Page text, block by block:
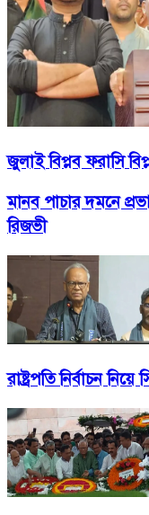
জুলাই বিপ্লব ফরাসি
মানব পাচার দমনে
রিজভী
রাষ্ট্রপতি নির্বাচন